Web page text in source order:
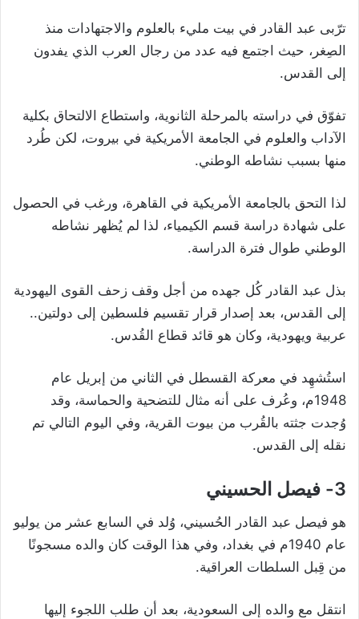
ترّبى عبد القادر في بيت مليء بالعلوم والاجتهادات منذ
الصِغر، حيث اجتمع فيه عدد من رجال العرب الذي يفدون
إلى القدس.
تفوّق في دراسته بالمرحلة الثانوية، واستطاع الالتحاق بكلية
الآداب والعلوم في الجامعة الأمريكية في بيروت، لكن طُرد
منها بسبب نشاطه الوطني.
لذا التحق بالجامعة الأمريكية في القاهرة، ورغب في الحصول
على شهادة دراسة قسم الكيمياء، لذا لم يُظهر نشاطه
الوطني طوال فترة الدراسة.
بذل عبد القادر كُل جهده من أجل وقف زحف القوى اليهودية
إلى القدس، بعد إصدار قرار تقسيم فلسطين إلى دولتين..
عربية ويهودية، وكان هو قائد قطاع القُدس.
استُشهِد في معركة القسطل في الثاني من إبريل عام
1948م، وعُرف على أنه مثال للتضحية والحماسة، وقد
وُجدت جثته بالقُرب من بيوت القرية، وفي اليوم التالي تم
نقله إلى القدس.
3- فيصل الحسيني
هو فيصل عبد القادر الحُسيني، وُلد في السابع عشر من يوليو
عام 1940م في بغداد، وفي هذا الوقت كان والده مسجونًا
من قِبل السلطات العراقية.
انتقل مع والده إلى السعودية، بعد أن طلب اللجوء إليها